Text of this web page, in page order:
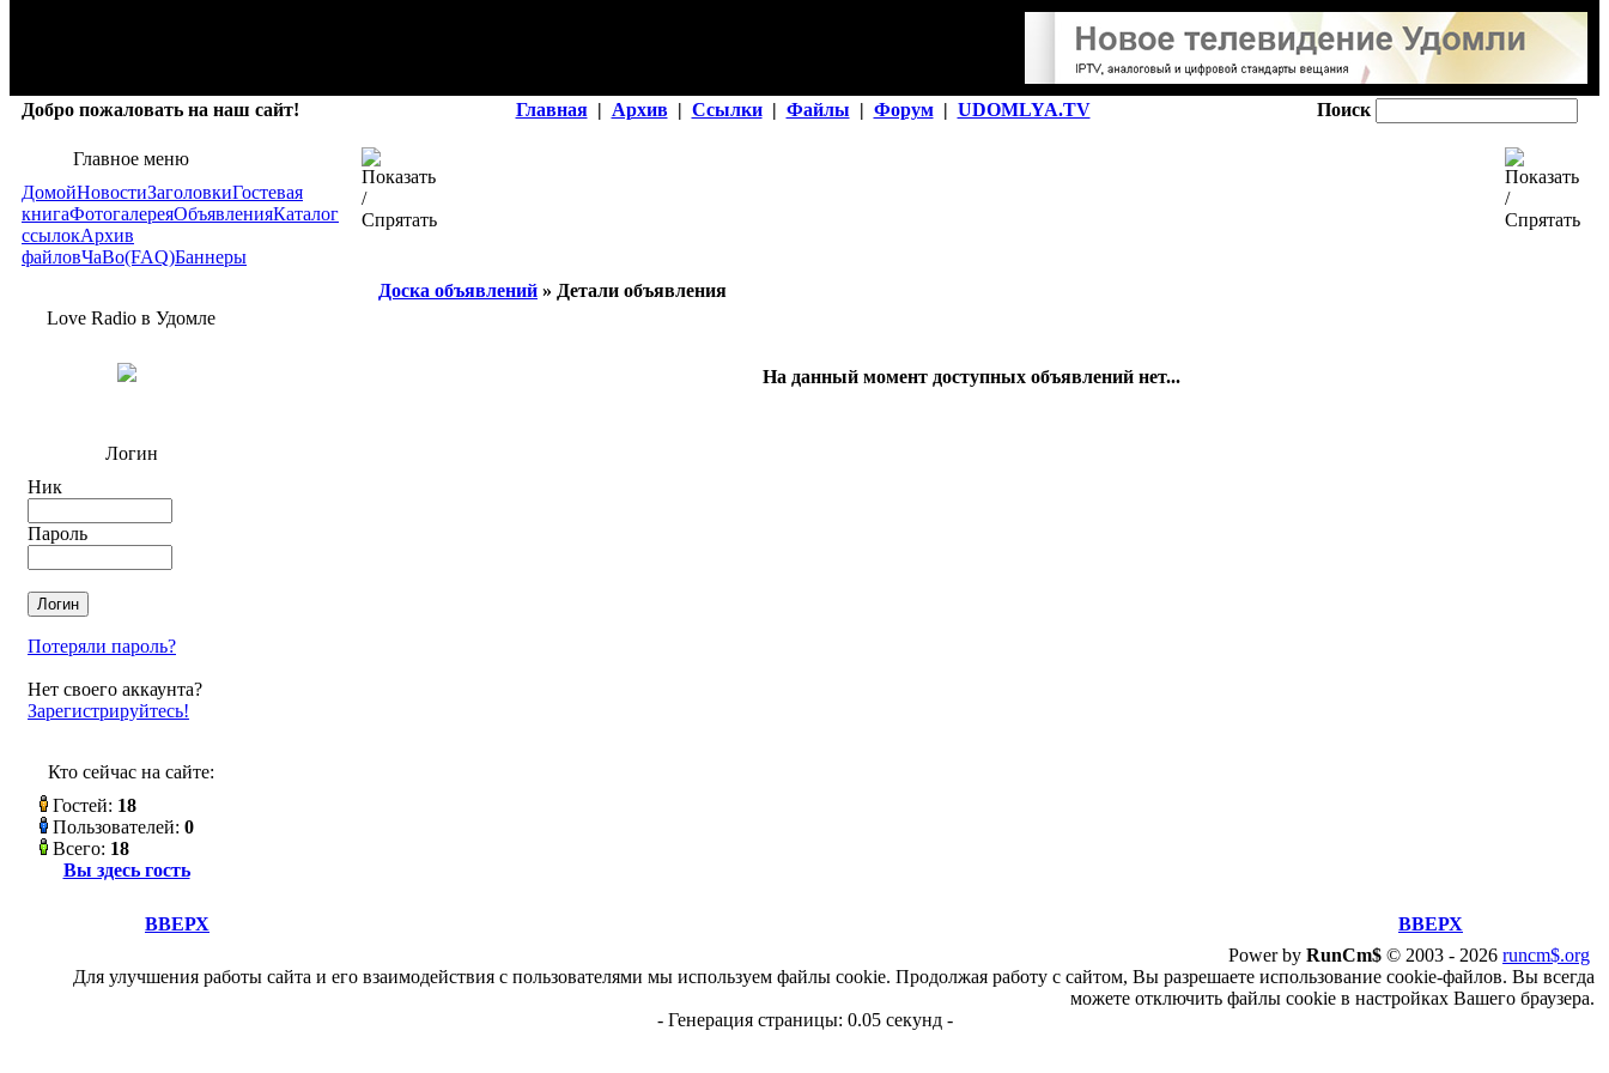
Добро пожаловать на наш сайт! Главная | Архив | Ссылки | Файлы | Форум | UDOMLYA.TV Поиск
Главное меню
ДомойНовостиЗаголовкиГостевая
книгаФотогалереяОбъявленияКаталог
ссылокАрхив
файловЧаВо(FAQ)Баннеры
Love Radio в Удомле
Логин
Ник
Пароль
Потеряли пароль?
Нет своего аккаунта?
Зарегистрируйтесь!
Кто сейчас на сайте:
Гостей: 18
Пользователей: 0
Всего: 18
Вы здесь гость
Доска объявлений » Детали объявления
На данный момент доступных объявлений нет...
ВВЕРХ
ВВЕРХ
Power by RunCm$ © 2003 - 2026 runcm$.org
Для улучшения работы сайта и его взаимодействия с пользователями мы используем файлы cookie. Продолжая работу с сайтом, Вы разрешаете использование cookie-файлов. Вы всегда
можете отключить файлы cookie в настройках Вашего браузера.
- Генерация страницы: 0.05 секунд -